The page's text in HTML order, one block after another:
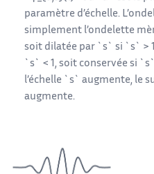
paramètre d’échelle.
simplement l’ondelette
soit dilatée par `s` si `s` >
`s` < 1, soit conservée si
l’échelle `s` augmente, le
augmente.